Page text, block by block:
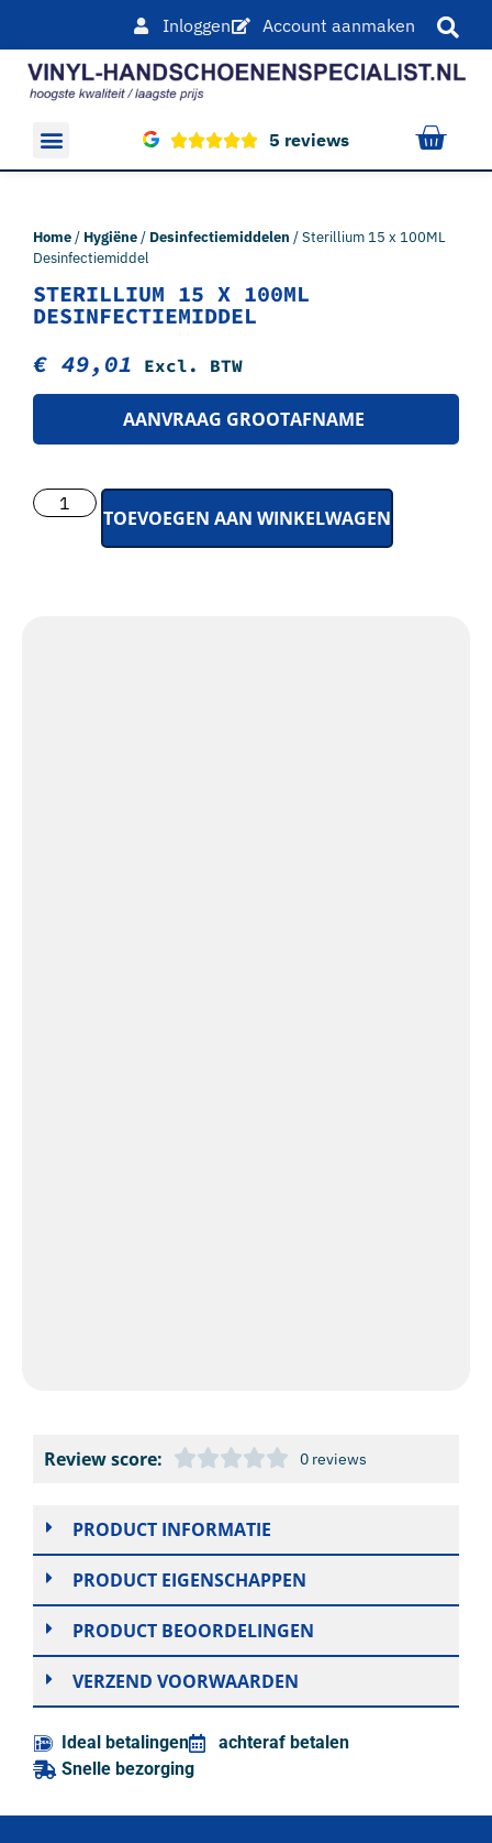
Inloggen Account aanmaken
5 reviews
Home/ Hygiëne/ Desinfectiemiddelen / Sterillium 15 x 100ML
Desinfectiemiddel
STERILLIUM 15 X 100ML
DESINFECTIEMIDDEL
€ 49,01 Excl. BTW
AANVRAAG GROOTAFNAME
TOEVOEGEN AAN WINKELWAGEN
Review score: 0 reviews
PRODUCT INFORMATIE
PRODUCT EIGENSCHAPPEN
PRODUCT BEOORDELINGEN
VERZEND VOORWAARDEN
Ideal betalingen
achteraf betalen
Snelle bezorging